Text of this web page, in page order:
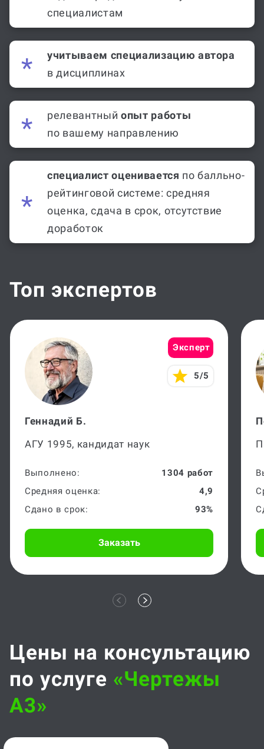
специалистам
учитываем специализацию автора
в дисциплинах
релевантный опыт работы
по вашему направлению
специалист оценивается по балльно-
рейтинговой системе: средняя
оценка, сдача в срок, отсутствие
доработок
Топ экспертов
Эксперт
5/5
Геннадий Б.
АГУ 1995, кандидат наук
Выполнено:
1304 работ
Средняя оценка:
4,9
Сдано в срок:
93%
Заказать
Цены на консультацию
по услуге «чертежы
А3»